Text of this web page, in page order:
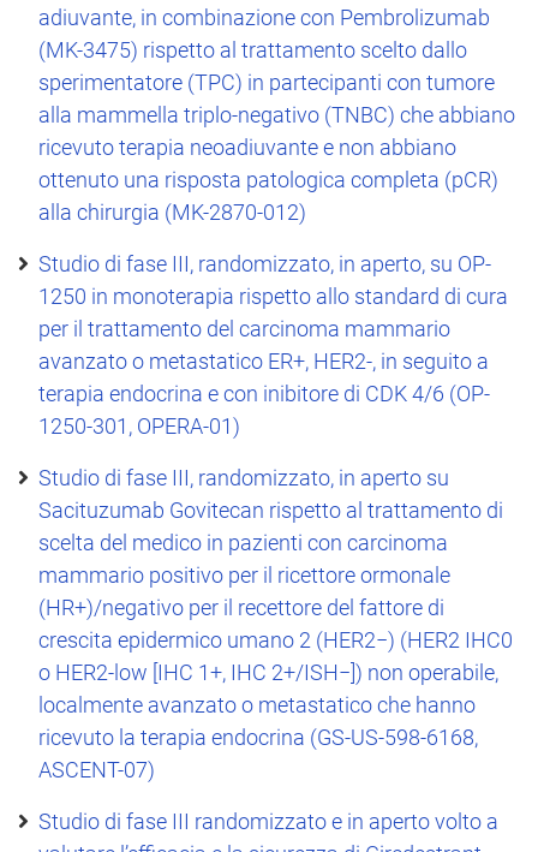
adiuvante, in combinazione con Pembrolizumab
(MK-3475) rispetto al trattamento scelto dallo
sperimentatore (TPC) in partecipanti con tumore
alla mammella triplo-negativo (TNBC) che abbiano
ricevuto terapia neoadiuvante e non abbiano
ottenuto una risposta patologica completa (pCR)
alla chirurgia (MK-2870-012)
Studio di fase III, randomizzato, in aperto, su OP-
1250 in monoterapia rispetto allo standard di cura
per il trattamento del carcinoma mammario
avanzato o metastatico ER+, HER2-, in seguito a
terapia endocrina e con inibitore di CDK 4/6 (OP-
1250-301, OPERA-01)
Studio di fase III, randomizzato, in aperto su
Sacituzumab Govitecan rispetto al trattamento di
scelta del medico in pazienti con carcinoma
mammario positivo per il ricettore ormonale
(HR+)/negativo per il recettore del fattore di
crescita epidermico umano 2 (HER2−) (HER2 IHC0
o HER2-low [IHC 1+, IHC 2+/ISH−]) non operabile,
localmente avanzato o metastatico che hanno
ricevuto la terapia endocrina (GS-US-598-6168,
ASCENT-07)
Studio di fase III randomizzato e in aperto volto a